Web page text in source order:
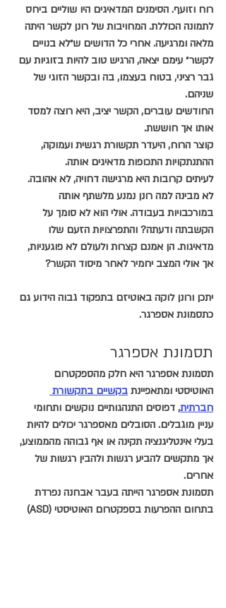
רוח וזועף. הסימנים המדאיגים היו שוליים ביחס
לתמונה הכוללת. המחויבות של רונן לקשר היתה
מלאה ומרגיעה. אחרי כל הדושים ש״לא בנויים
לקשר״ עימם יצאה, הרגיש טוב להיות בזוגיות עם
גבר רציני, בטוח בעצמו, בה ובקשר הזוגי של
שניהם.
החודשים עוברים, הקשר יציב, היא רוצה למסד
אותו אך חוששת.
קוצר הרוח, היעדר תקשורת רגשית ועמוקה,
ההתנתקויות התכופות מדאיגים אותה.
לעיתים קרובות היא מרגישה דחויה, לא אהובה.
לא מבינה למה רונן נמנע מלשתף אותה
במורכבויות בעבודה. אולי הוא לא סומך על
הקשבתה ודעתה? והתפרצויות הזעם שלו
מדאיגות. הן אמנם קצרות ולעולם לא פוגעניות,
אך אולי המצב יחמיר לאחר מיסוד הקשר?
יתכן ורונן לוקה באוטיזם בתפקוד גבוה הידוע גם
כתסמונת אספרגר.
תסמונת אספרגר
תסמונת אספרגר היא חלק מהספקטרום
האוטיסטי ומתאפיינת בקשיים בתקשורת
חברתית, דפוסים התנהגותיים נוקשים ותחומי
עניין מוגבלים. הסובלים מאספרגר יכולים להיות
בעלי אינטליגנציה תקינה או אף גבוהה מהממוצע,
אך מתקשים להביע רגשות ולהבין רגשות של
אחרים.
תסמונת אספרגר הייתה בעבר אבחנה נפרדת
בתחום ההפרעות בספקטרום האוטיסטי (ASD)